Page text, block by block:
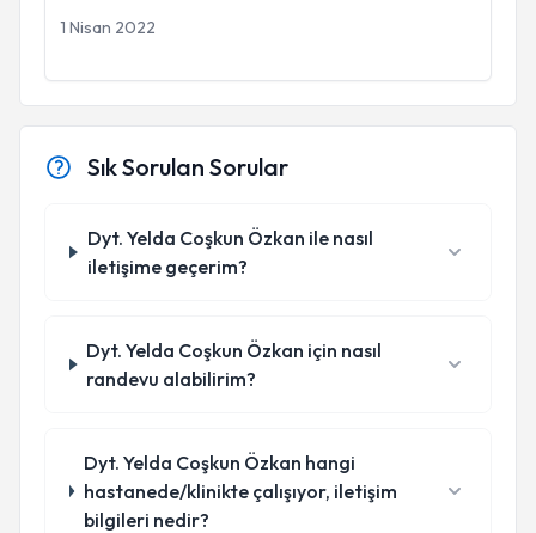
1 Nisan 2022
Sık Sorulan Sorular
Dyt. Yelda Coşkun Özkan ile nasıl
iletişime geçerim?
Dyt. Yelda Coşkun Özkan için nasıl
randevu alabilirim?
Dyt. Yelda Coşkun Özkan hangi
hastanede/klinikte çalışıyor, iletişim
bilgileri nedir?